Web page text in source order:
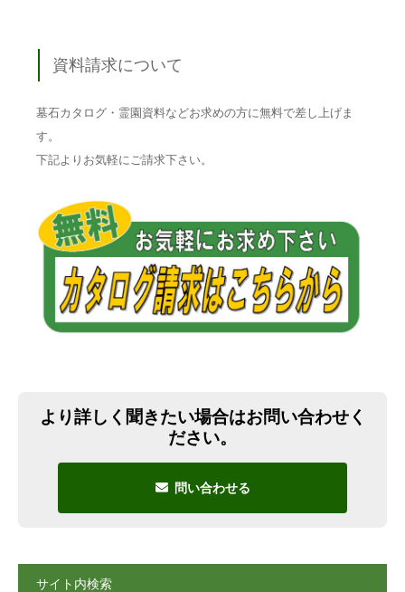
資料請求について
墓石カタログ・霊園資料などお求めの方に無料で差し上げま
す。
下記よりお気軽にご請求下さい。
より詳しく聞きたい場合はお問い合わせく
ださい。
問い合わせる
サイト内検索